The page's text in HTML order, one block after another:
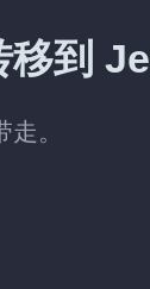
移到
。